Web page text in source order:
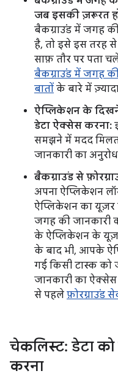
जब इसकी ज़रूरत
बैकग्राउंड में जगह
है, तो इसे इस तरह
साफ़ तौर पर पता
बैकग्राउंड में जगह
बातों के बारे में
ऐप्लिकेशन के
डेटा ऐक्सेस करना:
समझने में मदद
जानकारी का
बैकग्राउंड से
अपना ऐप्लिकेशन
ऐप्लिकेशन का
जगह की जानकारी
के ऐप्लिकेशन के
के बाद भी, आपके
गई किसी टास्क को
जानकारी का ऐक्सेस
से पहले फ़ोरग्राउंड
चेकलिस्ट: डेटा
करना